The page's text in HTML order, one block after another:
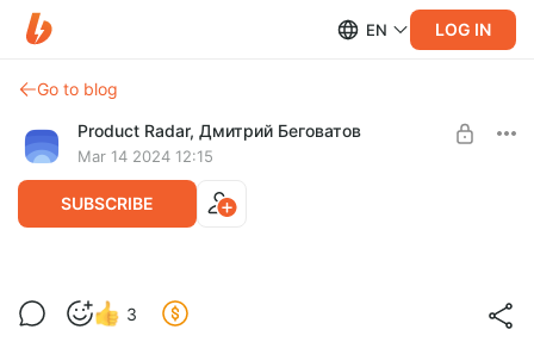
EN LOG IN
Go to blog
Product Radar, Дмитрий Беговатов
Mar 14 2024 12:15
SUBSCRIBE
Как не надо делать свой первый
стартап 3